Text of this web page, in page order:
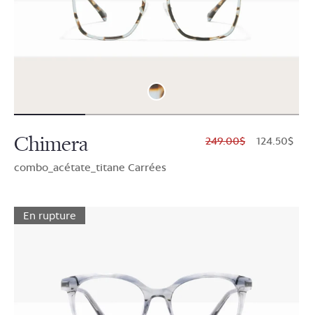
Chimera
combo_acétate_titane Carrées
$249.00 $124.50
En rupture